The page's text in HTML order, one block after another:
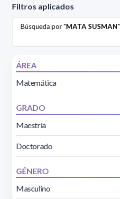
Filtros aplicados
Búsqueda por "MATA SUSMAN"
ÁREA
Matemática
GRADO
Maestría
Doctorado
GÉNERO
Masculino